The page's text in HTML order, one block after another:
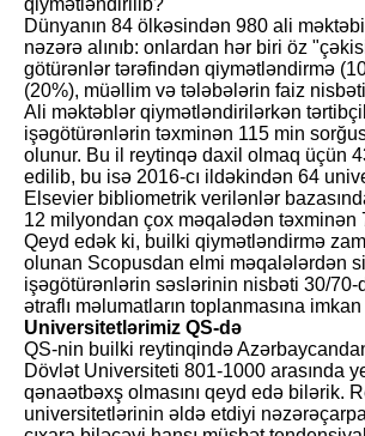
qiymətləndirilib?
Dünyanın 84 ölkəsindən 980 ali
nəzərə alınıb: onlardan hər biri öz
götürənlər tərəfindən qiymətləndirmə
(20%), müəllim və tələbələrin faiz
Ali məktəblər qiymətləndirilərkən
işəgötürənlərin təxminən 115 min
olunur. Bu il reytinqə daxil olmaq üçün
edilib, bu isə 2016-cı ildəkindən 64
Elsevier bibliometrik verilənlər
12 milyondan çox məqalədən təxminən
Qeyd edək ki, builki qiymətləndirmə
olunan Scopusdan elmi məqalələrdən
işəgötürənlərin səslərinin nisbəti 30/70-
ətraflı məlumatların toplanmasına imkan
Universitetlərimiz QS-də
QS-nin builki reytinqində
Dövlət Universiteti 801-1000 arasında
qənaətbəxş olmasını qeyd edə bilərik.
universitetlərinin əldə etdiyi